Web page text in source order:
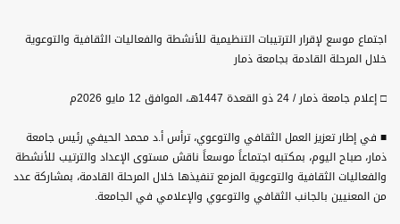
اجتماع موسع لإقرار الترتيبات التنظيمية للأنشطة والفعاليات الثقافية والتوعوية
خلال المرحلة القادمة بجامعة ذمار
□ إعلام جامعة ذمار / 24 ذو القعدة 1447هـ، الموافق 12 مايو 2026م
■ في إطار تعزيز العمل الثقافي والتوعوي، ترأس أ.د محمد الحيفي رئيس جامعة
ذمار، صباح اليوم، بمكتبه اجتماعاً موسعاً ناقش مستوى الإعداد والترتيب للأنشطة
والفعاليات الثقافية والتوعوية المزمع تنفيذها خلال المرحلة القادمة، بمشاركة عدد
من المعنيين بالجانب الثقافي والتوعوي والإعلامي في الجامعة.